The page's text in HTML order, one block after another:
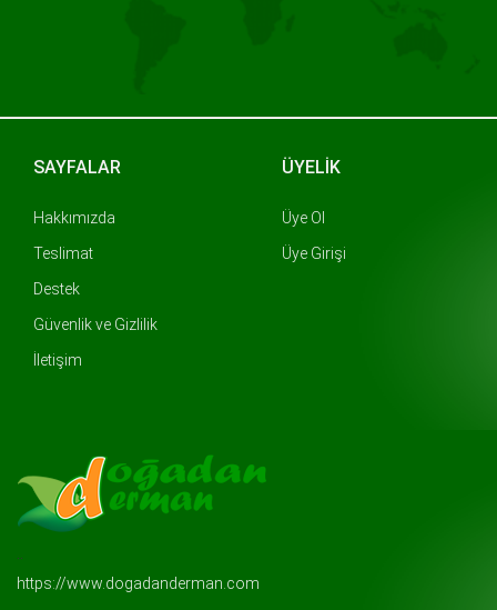
SAYFALAR
Hakkımızda
Teslimat
Destek
Güvenlik ve Gizlilik
İletişim
ÜYELİK
Üye Ol
Üye Girişi
..
https://www.dogadanderman.com